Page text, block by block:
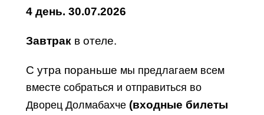
4 день. 30.07.2026
Завтрак в отеле.
С утра пораньше мы предлагаем всем
вместе собраться и отправиться во
Дворец Долмабахче (входные билеты